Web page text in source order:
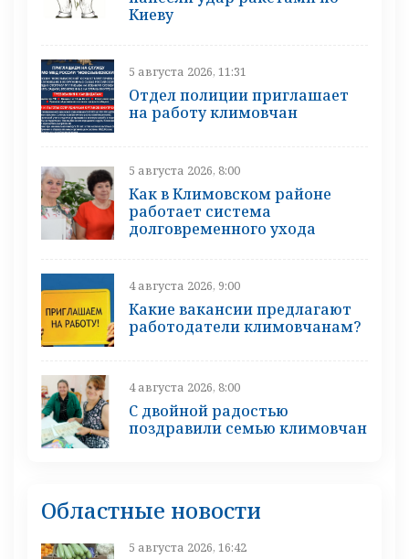
Киеву
5 августа 2026, 11:31
Отдел полиции приглашает
на работу климовчан
5 августа 2026, 8:00
Как в Климовском районе
работает система
долговременного ухода
4 августа 2026, 9:00
Какие вакансии предлагают
работодатели климовчанам?
4 августа 2026, 8:00
С двойной радостью
поздравили семью климовчан
Областные новости
5 августа 2026, 16:42